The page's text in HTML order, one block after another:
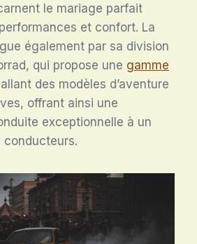
le mariage parfait
et confort. La
également par sa division
qui propose une gamme
allant des modèles d’aventure
offrant ainsi une
exceptionnelle à un
conducteurs.